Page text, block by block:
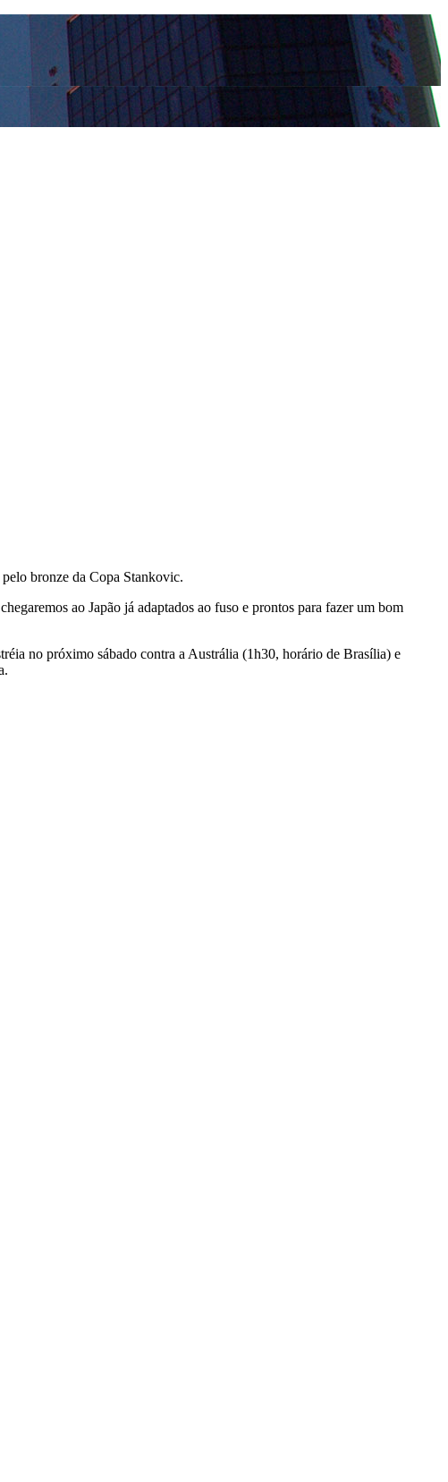
bronze da Copa Stankovic.
ao Japão já adaptados ao fuso e prontos para fazer um bom
no próximo sábado contra a Austrália (1h30, horário de Brasília) e